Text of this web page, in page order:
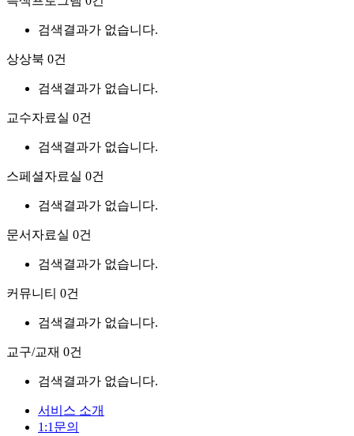
검색결과가 없습니다.
상상북 0건
검색결과가 없습니다.
교수자료실 0건
검색결과가 없습니다.
스페셜자료실 0건
검색결과가 없습니다.
문서자료실 0건
검색결과가 없습니다.
커뮤니티 0건
검색결과가 없습니다.
교구/교재 0건
검색결과가 없습니다.
서비스 소개
1:1문의